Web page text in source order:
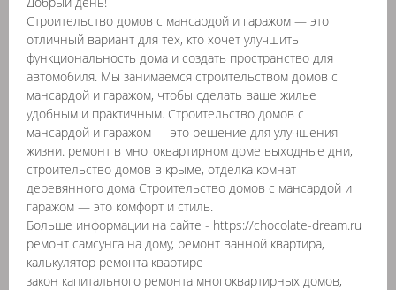
Строительство домов с мансардой и гаражом — это
отличный вариант для тех, кто хочет улучшить
функциональность дома и создать пространство для
автомобиля. Мы занимаемся строительством домов с
мансардой и гаражом, чтобы сделать ваше жилье
удобным и практичным. Строительство домов с
мансардой и гаражом — это решение для улучшения
жизни. ремонт в многоквартирном доме выходные дни,
строительство домов в крыме, отделка комнат
деревянного дома Строительство домов с мансардой и
гаражом — это комфорт и стиль.
Больше информации на сайте - https://chocolate-dream.ru
ремонт самсунга на дому, ремонт ванной квартира,
калькулятор ремонта квартире
закон капитального ремонта многоквартирных домов,